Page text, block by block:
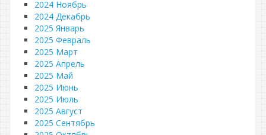
2024 Ноябрь
2024 Декабрь
2025 Январь
2025 Февраль
2025 Март
2025 Апрель
2025 Май
2025 Июнь
2025 Июль
2025 Август
2025 Сентябрь